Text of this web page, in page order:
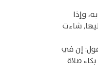
وإذا
شاءت
إن في
صلاة